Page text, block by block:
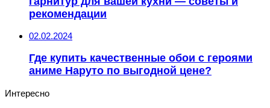
рекомендации
02.02.2024
Где купить качественные обои с героями
аниме Наруто по выгодной цене?
Интересно